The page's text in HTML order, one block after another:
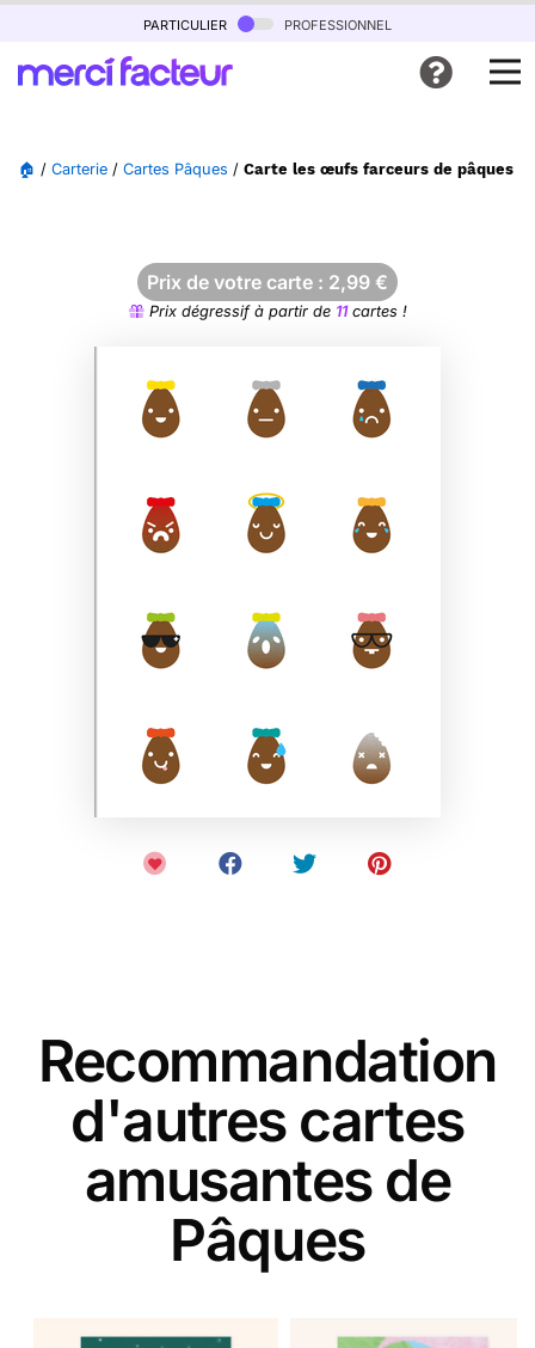
particulier professionnel
🏠 / Carterie / Cartes Pâques / Carte les œufs farceurs de pâques
Prix de votre carte : 2,99 €
Prix dégressif à partir de 11cartes !
Recommandation
d'autres cartes
amusantes de
Pâques